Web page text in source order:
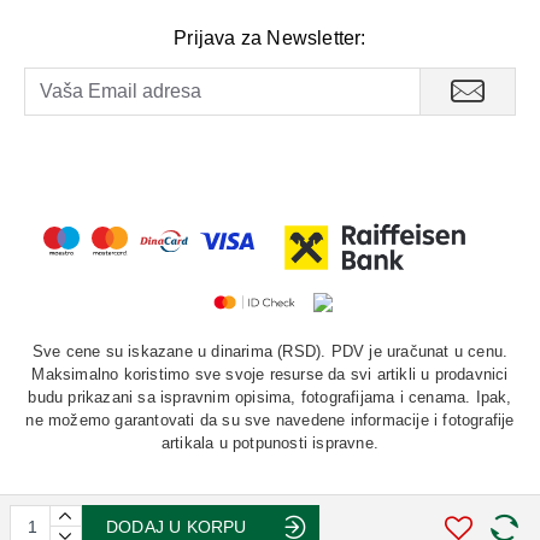
DODAJ U KORPU
Prijava za Newsletter:
Sve cene su iskazane u dinarima (RSD). PDV je uračunat u cenu.
Maksimalno koristimo sve svoje resurse da svi artikli u prodavnici
budu prikazani sa ispravnim opisima, fotografijama i cenama. Ipak,
ne možemo garantovati da su sve navedene informacije i fotografije
artikala u potpunosti ispravne.